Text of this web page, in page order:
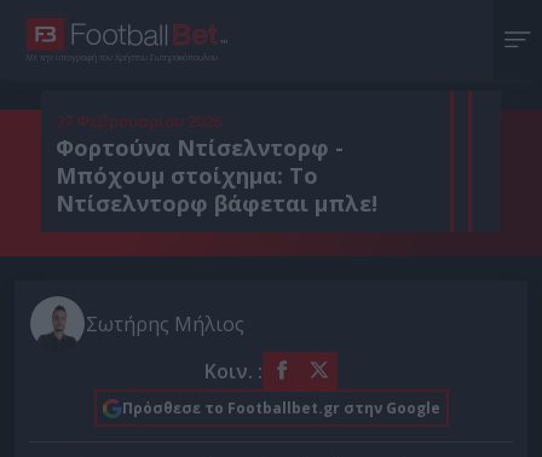
Με την υπογραφή του Χρήστου Σωτηρακόπουλου
27 Φεβρουαρίου 2026
Φορτούνα Ντίσελντορφ -
Μπόχουμ στοίχημα: Το
Ντίσελντορφ βάφεται μπλε!
Σωτήρης Μήλιος
Κοιν. :
Πρόσθεσε το Footballbet.gr στην Google